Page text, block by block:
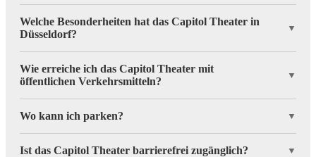
Welche Besonderheiten hat das Capitol Theater in
Düsseldorf?
▼
Wie erreiche ich das Capitol Theater mit
öffentlichen Verkehrsmitteln?
▼
Wo kann ich parken? ▼
Ist das Capitol Theater barrierefrei zugänglich? ▼